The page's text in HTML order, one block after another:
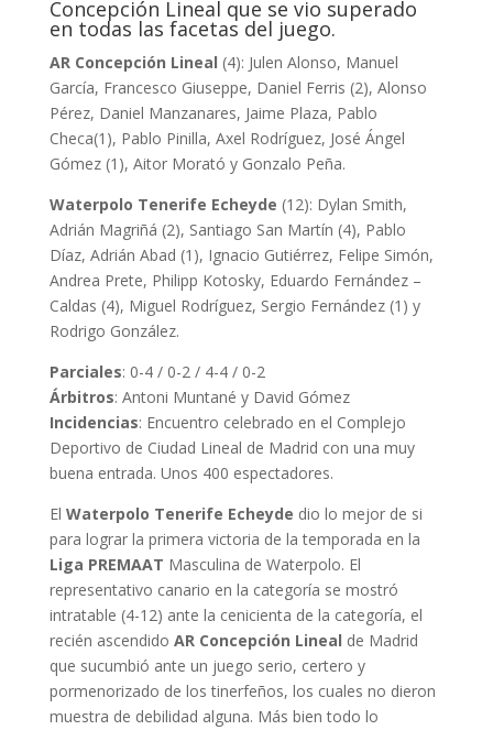
Concepción Lineal que se vio superado
en todas las facetas del juego.
AR Concepción Lineal (4): Julen Alonso, Manuel
García, Francesco Giuseppe, Daniel Ferris (2), Alonso
Pérez, Daniel Manzanares, Jaime Plaza, Pablo
Checa(1), Pablo Pinilla, Axel Rodríguez, José Ángel
Gómez (1), Aitor Morató y Gonzalo Peña.
Waterpolo Tenerife Echeyde (12): Dylan Smith,
Adrián Magriñá (2), Santiago San Martín (4), Pablo
Díaz, Adrián Abad (1), Ignacio Gutiérrez, Felipe Simón,
Andrea Prete, Philipp Kotosky, Eduardo Fernández –
Caldas (4), Miguel Rodríguez, Sergio Fernández (1) y
Rodrigo González.
Parciales: 0-4 / 0-2 / 4-4 / 0-2
Árbitros: Antoni Muntané y David Gómez
Incidencias: Encuentro celebrado en el Complejo
Deportivo de Ciudad Lineal de Madrid con una muy
buena entrada. Unos 400 espectadores.
El Waterpolo Tenerife Echeyde dio lo mejor de si
para lograr la primera victoria de la temporada en la
Liga PREMAAT Masculina de Waterpolo. El
representativo canario en la categoría se mostró
intratable (4-12) ante la cenicienta de la categoría, el
recién ascendido AR Concepción Lineal de Madrid
que sucumbió ante un juego serio, certero y
pormenorizado de los tinerfeños, los cuales no dieron
muestra de debilidad alguna. Más bien todo lo